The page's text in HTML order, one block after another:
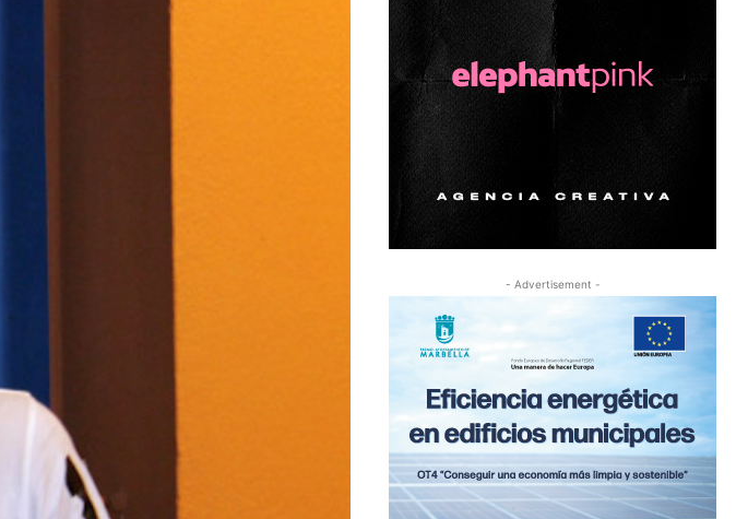
- Advertisement -